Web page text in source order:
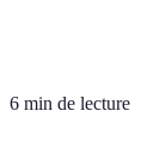
6 min de lecture